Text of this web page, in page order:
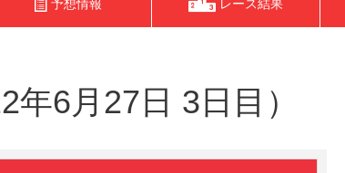
予想情報 レース結果
6月27日 3日目）